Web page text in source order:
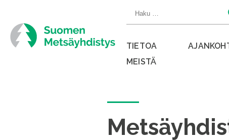
sisältöön
Haku:
TIETOA
MEISTÄ